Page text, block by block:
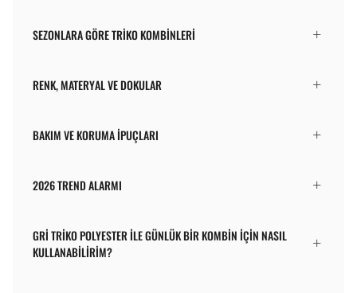
SEZONLARA GÖRE TRIKO KOMBINLERI
RENK, MATERYAL VE DOKULAR
BAKIM VE KORUMA İPUÇLARI
2026 TREND ALARMI
GRI TRIKO POLYESTER ILE GÜNLÜK BIR KOMBIN IÇIN NASIL
KULLANABILIRIM?